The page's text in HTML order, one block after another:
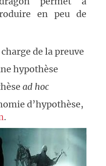
en peu de
de la preuve
hypothèse
ad hoc
d’hypothèse,
.